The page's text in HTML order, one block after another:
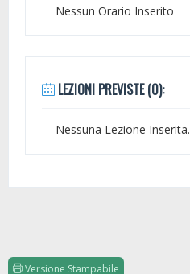
Nessun Orario Inserito
LEZIONI PREVISTE (0):
Nessuna Lezione Inserita.
Versione Stampabile